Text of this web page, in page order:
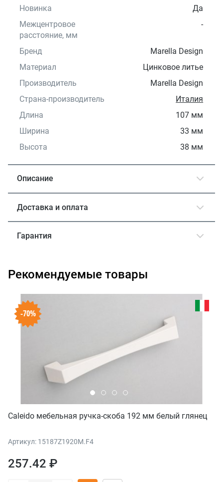
Новинка
Да
Межцентровое
расстояние, мм
-
Бренд
Marella Design
Материал
Цинковое литье
Производитель
Marella Design
Страна-производитель
Италия
Длина
107 мм
Ширина
33 мм
Высота
38 мм
Описание
Доставка и оплата
Гарантия
Рекомендуемые товары
-70%
Caleido мебельная ручка-скоба 192 мм белый глянец
Артикул: 15187Z1920M.F4
257.42 ₽